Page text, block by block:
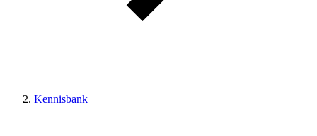
Kennisbank